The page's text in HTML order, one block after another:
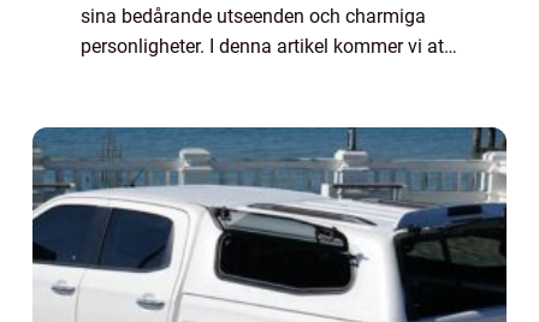
sina bedårande utseenden och charmiga
personligheter. I denna artikel kommer vi att
oemotståndliga för må...